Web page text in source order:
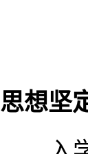
思想坚